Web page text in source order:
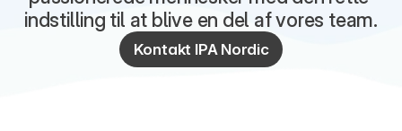
Publish
indstilling til at blive en del af vores team.
Kontakt IPA Nordic